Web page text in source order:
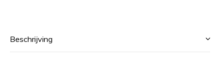
Beschrijving